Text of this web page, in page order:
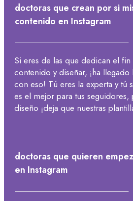
doctoras que crean por si
contenido en Instagram
Si eres de las que dedican el
contenido y diseñar, ¡ha
con eso! Tú eres la experta y tú
es el mejor para tus seguidores,
diseño ¡deja que nuestras
doctoras que quieren
en Instagram